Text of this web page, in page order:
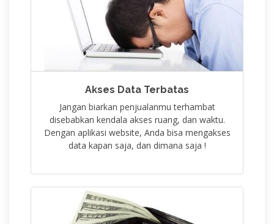
Akses Data Terbatas
Jangan biarkan penjualanmu terhambat
disebabkan kendala akses ruang, dan waktu.
Dengan aplikasi website, Anda bisa mengakses
data kapan saja, dan dimana saja !